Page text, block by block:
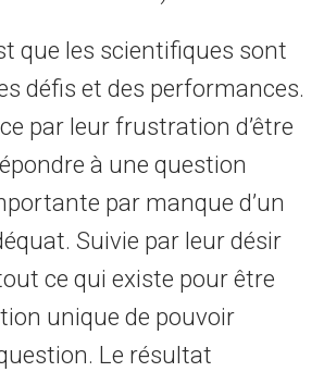
que les scientifiques sont
défis et des performances.
par leur frustration d’être
à une question
par manque d’un
Suivie par leur désir
ce qui existe pour être
unique de pouvoir
Le résultat